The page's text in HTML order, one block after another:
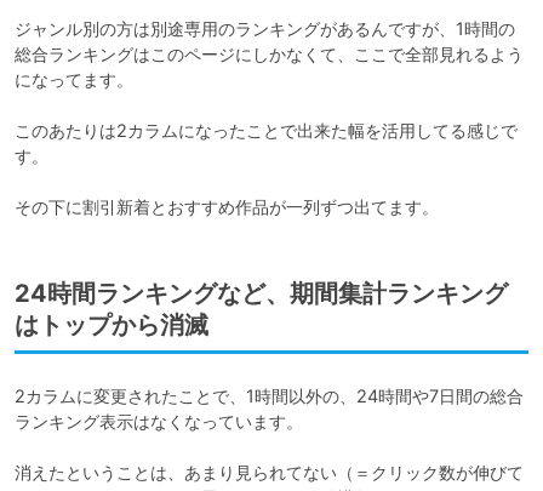
ジャンル別の方は別途専用のランキングがあるんですが、1時間の
総合ランキングはこのページにしかなくて、ここで全部見れるよう
になってます。
このあたりは2カラムになったことで出来た幅を活用してる感じで
す。
その下に割引新着とおすすめ作品が一列ずつ出てます。
24時間ランキングなど、期間集計ランキング
はトップから消滅
2カラムに変更されたことで、1時間以外の、24時間や7日間の総合
ランキング表示はなくなっています。
消えたということは、あまり見られてない（＝クリック数が伸びて